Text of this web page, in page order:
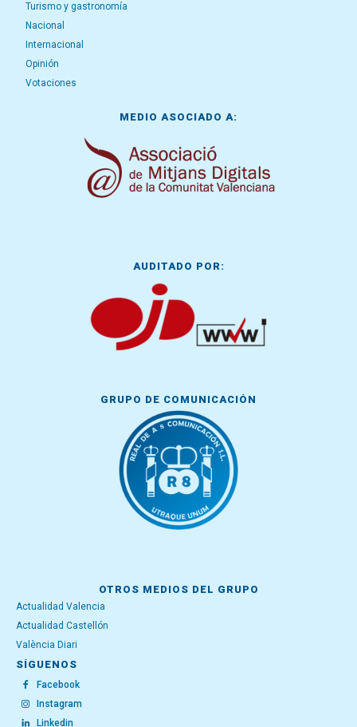
Turismo y gastronomía
Nacional
Internacional
Opinión
Votaciones
MEDIO ASOCIADO A:
AUDITADO POR:
GRUPO DE COMUNICACIÓN
OTROS MEDIOS DEL GRUPO
Actualidad Valencia
Actualidad Castellón
València Diari
SÍGUENOS
Facebook
Instagram
Linkedin